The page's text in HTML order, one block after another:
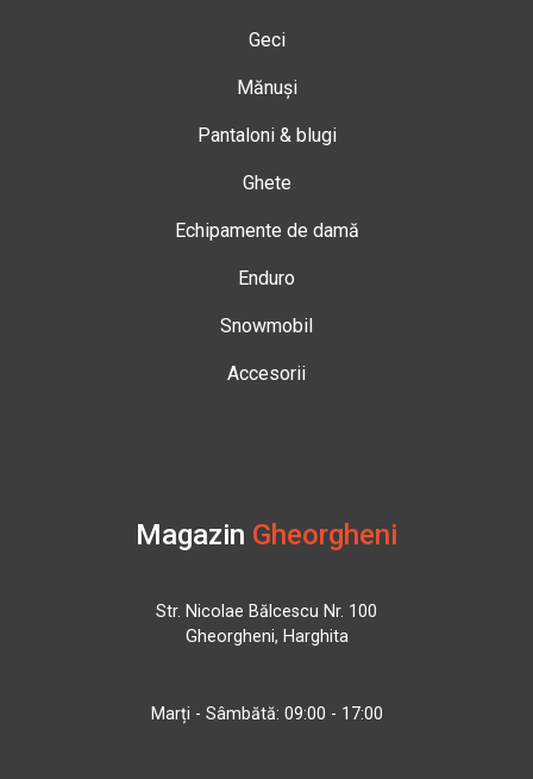
Geci
Mănuși
Pantaloni & blugi
Ghete
Echipamente de damă
Enduro
Snowmobil
Accesorii
Magazin Gheorgheni
Str. Nicolae Bălcescu Nr. 100
Gheorgheni, Harghita
Marți - Sâmbătă: 09:00 - 17:00